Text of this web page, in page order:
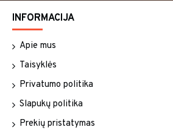
INFORMACIJA
Apie mus
Taisyklės
Privatumo politika
Slapukų politika
Prekių pristatymas